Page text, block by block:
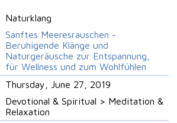
Naturklang
Sanftes Meeresrauschen -
Beruhigende Klänge und
Naturgeräusche zur Entspannung,
für Wellness und zum Wohlfühlen
Thursday, June 27, 2019
Devotional & Spiritual > Meditation &
Relaxation